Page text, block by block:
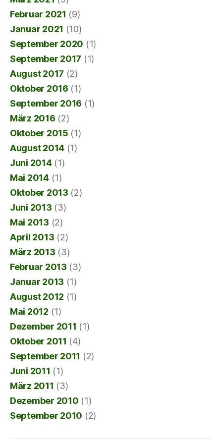
Februar 2021 (9)
Januar 2021 (10)
September 2020 (1)
September 2017 (1)
August 2017 (2)
Oktober 2016 (1)
September 2016 (1)
März 2016 (2)
Oktober 2015 (1)
August 2014 (1)
Juni 2014(1)
Mai 2014(1)
Oktober 2013 (2)
Juni 2013 (3)
Mai 2013 (2)
April 2013 (2)
März 2013 (3)
Februar 2013 (3)
Januar 2013 (1)
August 2012 (1)
Mai 2012 (1)
Dezember 2011 (1)
Oktober 2011 (4)
September 2011 (2)
Juni 2011 (1)
März 2011 (3)
Dezember 2010 (1)
September 2010 (2)